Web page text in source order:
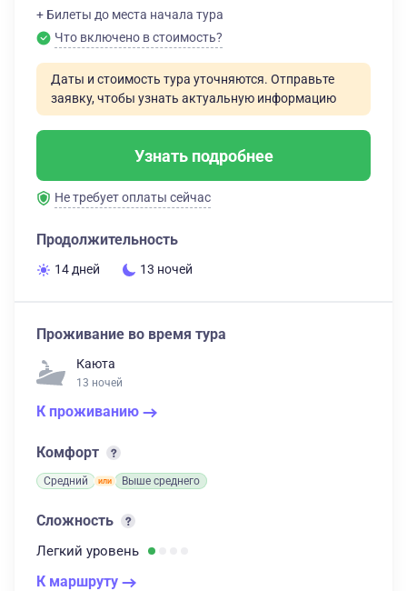
+ Билеты до места начала тура
Что включено в стоимость?
Даты и стоимость тура уточняются. Отправьте
заявку, чтобы узнать актуальную информацию
Узнать подробнее
Не требует оплаты сейчас
Продолжительность
14 дней 13 ночей
Проживание во время тура
Каюта
13 ночей
К проживанию
Комфорт
Средний Выше среднего
Сложность
Легкий уровень
К маршруту